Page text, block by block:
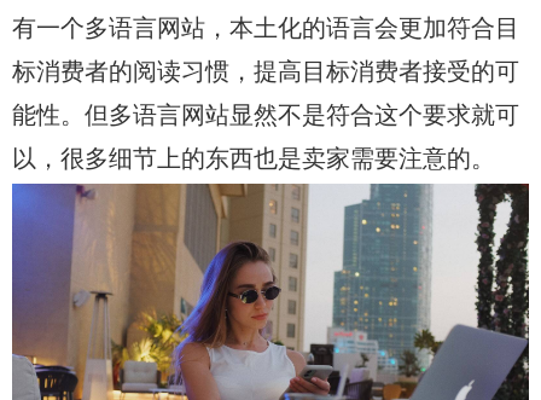
有一个多语言网站，本土化的语言会更加符合目
标消费者的阅读习惯，提高目标消费者接受的可
能性。但多语言网站显然不是符合这个要求就可
以，很多细节上的东西也是卖家需要注意的。